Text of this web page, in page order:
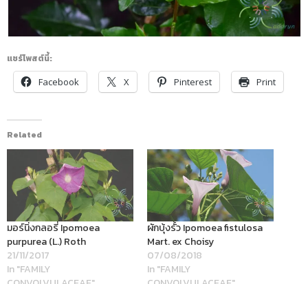
แชร์โพสต์นี้:
Facebook
X Pinterest Print
Related
มอร์นิ่งกลอรี่ Ipomoea
purpurea (L.) Roth
21/11/2017
In "FAMILY
ผักบุ้งรั้ว Ipomoea fistulosa
Mart. ex Choisy
07/08/2018
In "FAMILY